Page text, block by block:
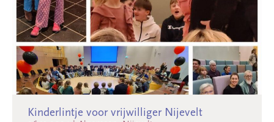
Kinderlintje voor vrijwilliger Nijevelt